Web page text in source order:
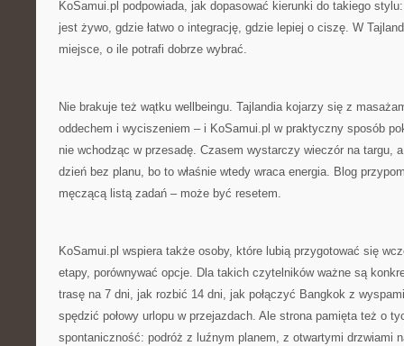
KoSamui.pl podpowiada, jak dopasować kierunki do takiego
jest żywo, gdzie łatwo o integrację, gdzie lepiej o ciszę. W
miejsce, o ile potrafi dobrze wybrać.
Nie brakuje też wątku wellbeingu. Tajlandia kojarzy się z
oddechem i wyciszeniem – i KoSamui.pl w praktyczny sposób
nie wchodząc w przesadę. Czasem wystarczy wieczór na targu,
dzień bez planu, bo to właśnie wtedy wraca energia. Blog
męczącą listą zadań – może być resetem.
KoSamui.pl wspiera także osoby, które lubią przygotować się
etapy, porównywać opcje. Dla takich czytelników ważne są
trasę na 7 dni, jak rozbić 14 dni, jak połączyć Bangkok z
spędzić połowy urlopu w przejazdach. Ale strona pamięta też o
spontaniczność: podróż z luźnym planem, z otwartymi drzwiami